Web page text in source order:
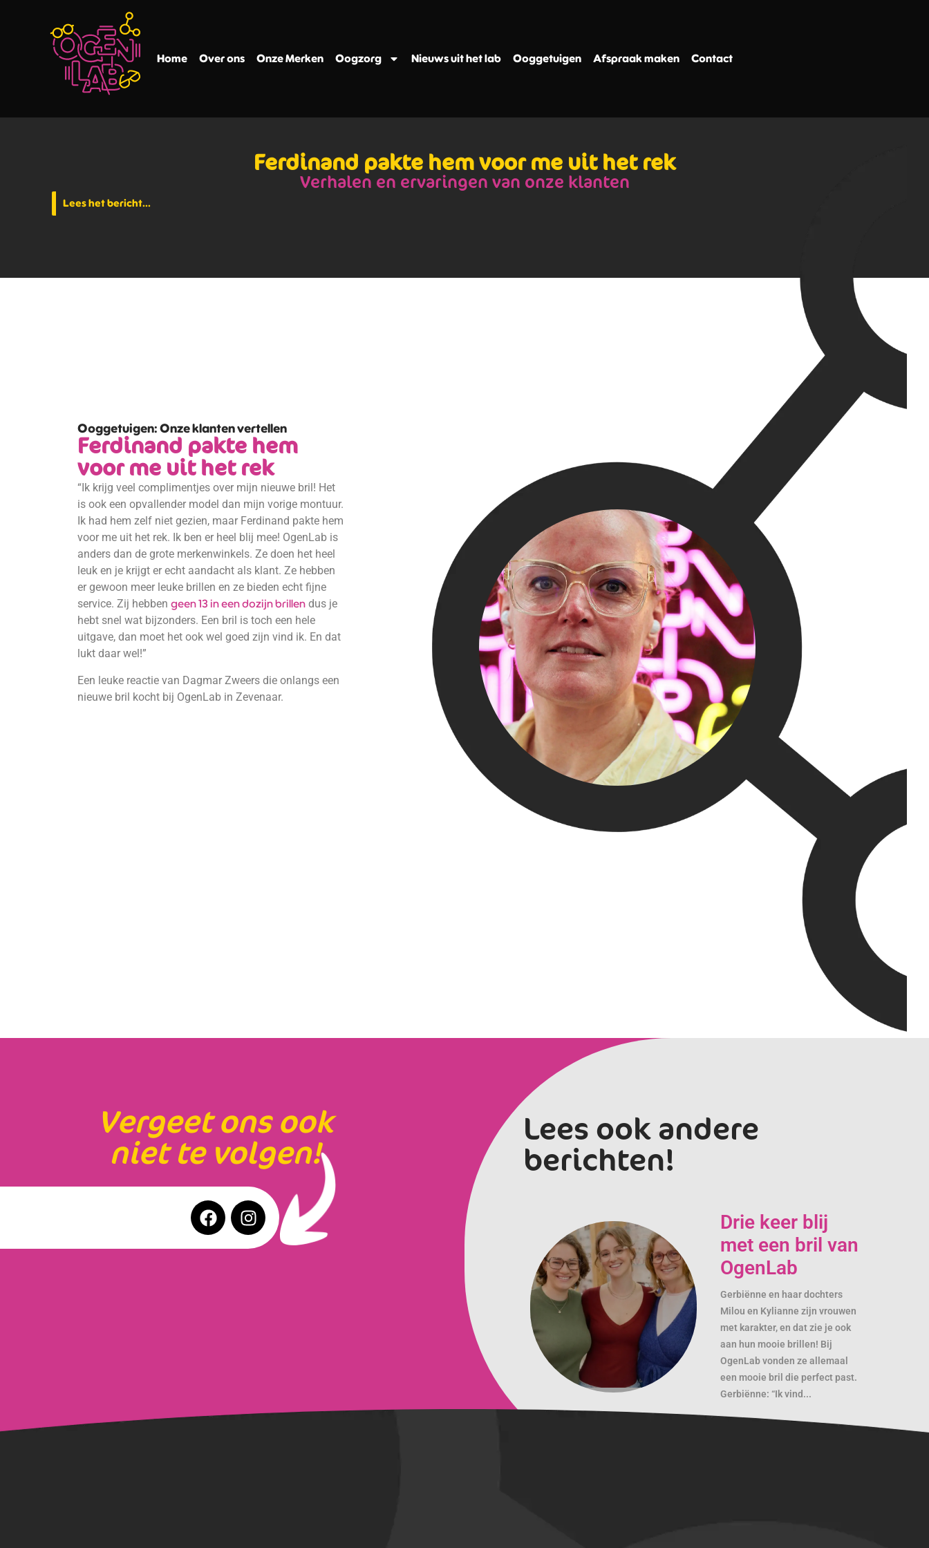
Home Over ons Onze Merken Oogzorg Nieuws uit het lab Ooggetuigen Afspraak maken Contact
Ferdinand pakte hem voor me uit het rek
Verhalen en ervaringen van onze klanten
Lees het bericht...
Ooggetuigen: Onze klanten vertellen
Ferdinand pakte hem
voor me uit het rek
“Ik krijg veel complimentjes over mijn nieuwe bril! Het
is ook een opvallender model dan mijn vorige montuur.
Ik had hem zelf niet gezien, maar Ferdinand pakte hem
voor me uit het rek. Ik ben er heel blij mee! OgenLab is
anders dan de grote merkenwinkels. Ze doen het heel
leuk en je krijgt er echt aandacht als klant. Ze hebben
er gewoon meer leuke brillen en ze bieden echt fijne
service. Zij hebben geen 13 in een dozijn brillen dus je
hebt snel wat bijzonders. Een bril is toch een hele
uitgave, dan moet het ook wel goed zijn vind ik. En dat
lukt daar wel!”
Een leuke reactie van Dagmar Zweers die onlangs een
nieuwe bril kocht bij OgenLab in Zevenaar.
Vergeet ons ook
niet te volgen!
Lees ook andere
berichten!
Drie keer blij
met een bril van
OgenLab
Gerbiënne en haar dochters
Milou en Kylianne zijn vrouwen
met karakter, en dat zie je ook
aan hun mooie brillen! Bij
OgenLab vonden ze allemaal
een mooie bril die perfect past.
Gerbiënne: “Ik vind...